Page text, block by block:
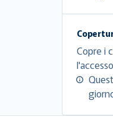
Copre i